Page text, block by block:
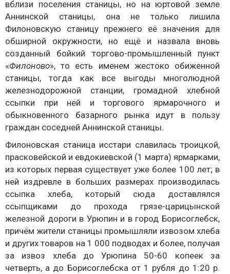
вблизи поселения станицы, но на юртовой земле
Аннинской станицы, она не только лишила
Филоновскую станицу прежнего её значения для
обширной окружности, но ещё и назвала вновь
созданный бойкий торгово-промышленный пункт
«Филоново», то есть именем жестоко обиженной
станицы, тогда как все выгоды многолюдной
железнодорожной станции, громадной хлебной
ссыпки при ней и торгового ярмарочного и
обыкновенного базарного рынка идут в пользу
граждан соседней Аннинской станицы.
Филоновская станица исстари славилась троицкой,
прасковейской и евдокиевской (1 марта) ярмарками,
из которых первая существует уже более 100 лет; в
ней издревле в больших размерах производилась
ссыпка хлеба, который сюда доставлялся
ссыпщиками до прохода грязе-царицынской
железной дороги в Урюпин и в город Борисоглебск,
причём жители станицы промышляли извозом хлеба
и других товаров на 1 000 подводах и более, получая
за извоз хлеба до Урюпина 50-60 копеек за
четверть, а до Борисоглебска от 1 рубля до 1:20 р.